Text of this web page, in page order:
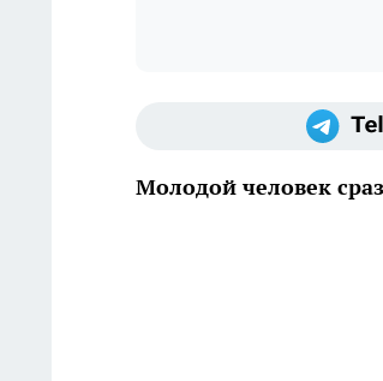
Молодой человек